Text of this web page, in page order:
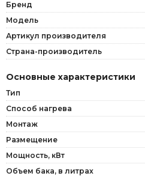
Бренд
Модель
Артикул производителя
Страна-производитель
Основные характеристики
Тип
Способ нагрева
Монтаж
Размещение
Мощность, кВт
Объем бака, в литрах